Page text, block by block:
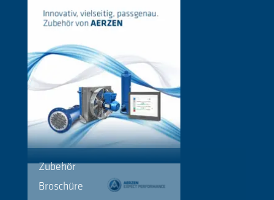
Zubehör
Broschüre